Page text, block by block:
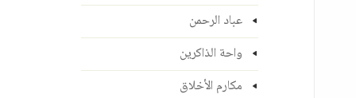
عباد الرحمن
واحة الذاكرين
مكارم الأخلاق